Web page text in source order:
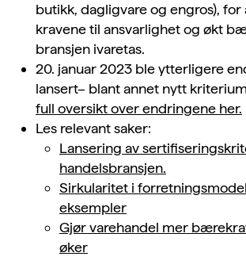
butikk, dagligvare og engros), for
kravene til ansvarlighet og økt
bransjen ivaretas.
20. januar 2023 ble ytterligere
lansert– blant annet nytt kriterium
full oversikt over endringene her.
Les relevant saker:
Lansering av
handelsbransjen.
Sirkularitet i
eksempler
Gjør varehandel mer
øker